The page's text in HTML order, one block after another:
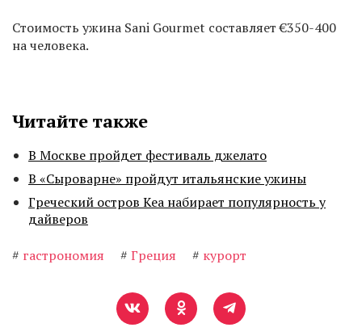
Стоимость ужина Sani Gourmet составляет €350-400
на человека.
Читайте также
В Москве пройдет фестиваль джелато
В «Сыроварне» пройдут итальянские ужины
Греческий остров Кеа набирает популярность у
дайверов
# гастрономия # Греция # курорт